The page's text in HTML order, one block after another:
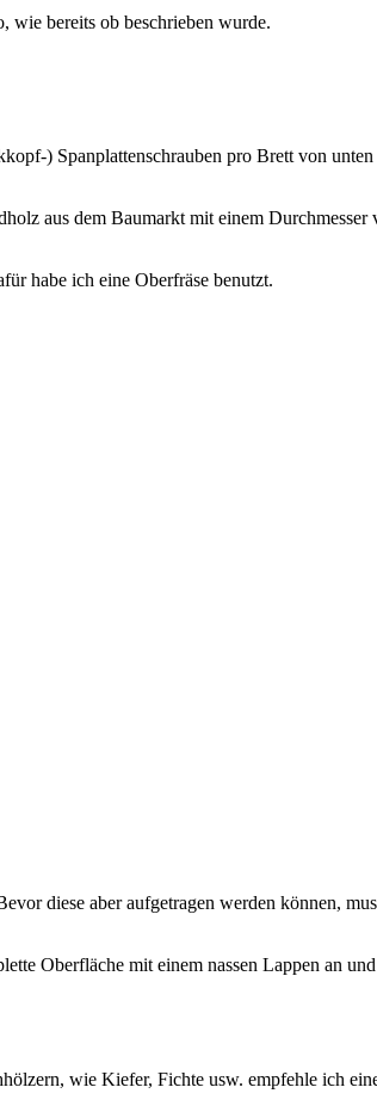
wie bereits ob beschrieben wurde.
) Spanplattenschrauben pro Brett von
aus dem Baumarkt mit einem Durchmesser
habe ich eine Oberfräse benutzt.
diese aber aufgetragen werden können,
Oberfläche mit einem nassen Lappen an
wie Kiefer, Fichte usw. empfehle ich